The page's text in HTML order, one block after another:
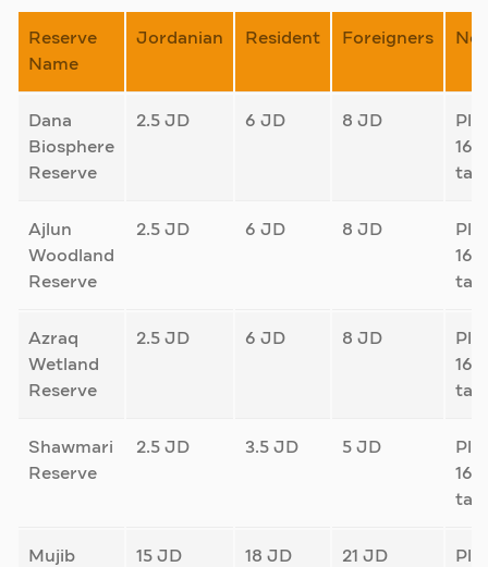
Reserve
Name
Jordanian Resident Foreigners
Dana
Biosphere
Reserve
2.5 JD 6 JD 8 JD
16%
tax
Ajlun
Woodland
Reserve
2.5 JD 6 JD 8 JD
16%
tax
Azraq
Wetland
Reserve
2.5 JD 6 JD 8 JD
16%
tax
Shawmari
Reserve
2.5 JD 3.5 JD 5 JD
16%
tax
Mujib
15 JD 18 JD 21 JD